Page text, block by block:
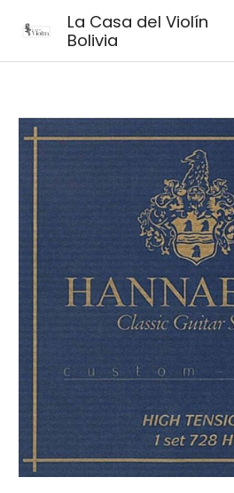
La Casa del Violín
Bolivia